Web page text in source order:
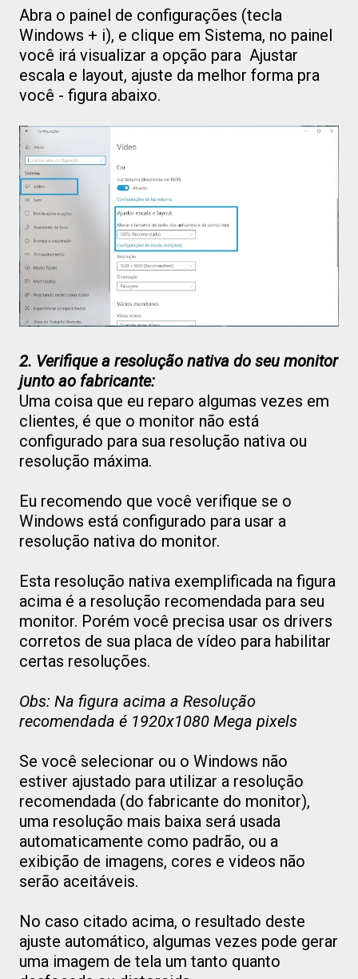
Abra o painel de configurações (tecla
Windows + i), e clique em Sistema, no painel
você irá visualizar a opção para Ajustar
escala e layout, ajuste da melhor forma pra
você - figura abaixo.
2. Verifique a resolução nativa do seu monitor
junto ao fabricante:
Uma coisa que eu reparo algumas vezes em
clientes, é que o monitor não está
configurado para sua resolução nativa ou
resolução máxima.
Eu recomendo que você verifique se o
Windows está configurado para usar a
resolução nativa do monitor.
Esta resolução nativa exemplificada na figura
acima é a resolução recomendada para seu
monitor. Porém você precisa usar os drivers
corretos de sua placa de vídeo para habilitar
certas resoluções.
Obs: Na figura acima a Resolução
recomendada é 1920x1080 Mega pixels
Se você selecionar ou o Windows não
estiver ajustado para utilizar a resolução
recomendada (do fabricante do monitor),
uma resolução mais baixa será usada
automaticamente como padrão, ou a
exibição de imagens, cores e videos não
serão aceitáveis.
No caso citado acima, o resultado deste
ajuste automático, algumas vezes pode gerar
uma imagem de tela um tanto quanto